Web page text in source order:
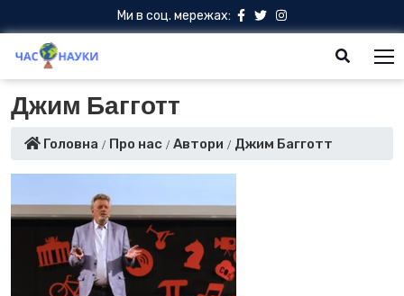
Ми в соц. мережах:
Джим Багготт
Головна Про нас Автори Джим Багготт